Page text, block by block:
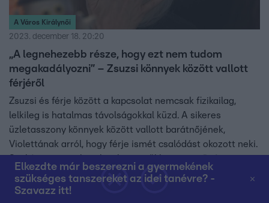
Elkezdte már beszerezni a gyermekének
szükséges tanszereket az idei tanévre? -
Szavazz itt!
A Város Királynői
2023. december 18. 20:20
„A legnehezebb része, hogy ezt nem tudom
megakadályozni” – Zsuzsi könnyek között vallott
férjéről
Zsuzsi és férje között a kapcsolat nemcsak fizikailag,
lelkileg is hatalmas távolságokkal küzd. A sikeres
üzletasszony könnyek között vallott barátnőjének,
Violettának arról, hogy férje ismét csalódást okozott neki.
gyerekeit, hogy meglátogatja őket, ám végül nélküle
utaztak Szlovákiába. „Lesz egy nagyon szomorú kisfiú pár